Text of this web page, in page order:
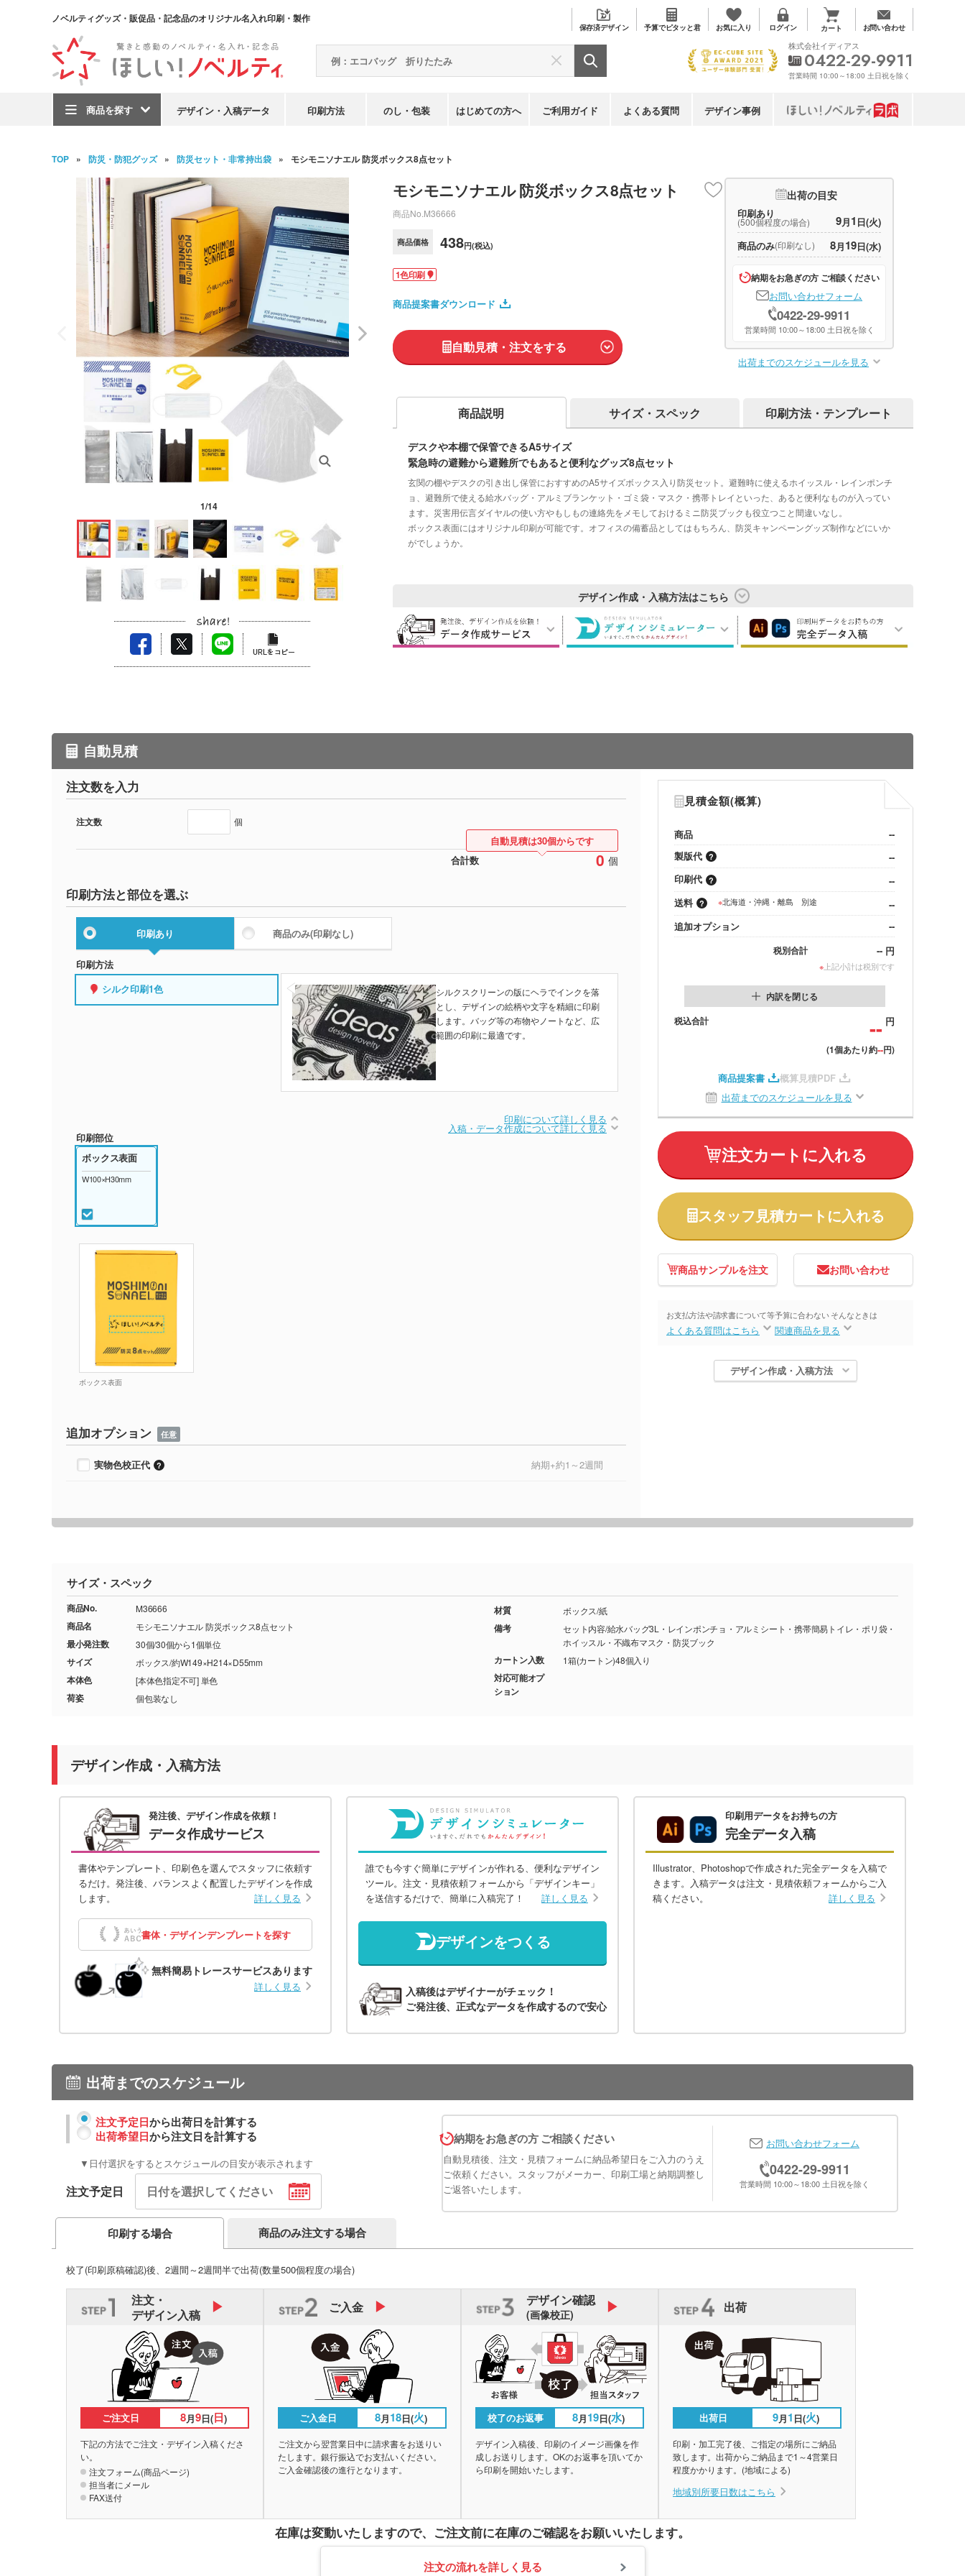
ノベルティグッズ・販促品・記念品のオリジナル名入れ印刷・製作
保存済デザイン 予算でピタッと君 お気に入り ログイン カート お問い合わせ
商品を探す デザイン・入稿データ 印刷方法 のし・包装 はじめての方へ ご利用ガイド よくある質問 デザイン事例
株式会社イディアス
0422-29-9911
営業時間 10:00～18:00 土日祝を除く
TOP 防災・防犯グッズ 防災セット・非常持出袋 モシモニソナエル 防災ボックス8点セット
1/14
モシモニソナエル 防災ボックス8点セット
商品No. M36666
商品価格 438円(税込)
1色印刷
商品提案書ダウンロード
自動見積・注文をする
出荷の目安
印刷あり
(500個程度の場合) 9月1 日(火)
商品のみ(印刷なし) 8月19日(水)
納期をお急ぎの方 ご相談ください
お問い合わせフォーム
0422-29-9911
営業時間 10:00～18:00 土日祝を除く
出荷までのスケジュールを見る
商品説明 サイズ・スペック 印刷方法・テンプレート
デスクや本棚で保管できるA5サイズ
緊急時の避難から避難所でもあると便利なグッズ8点セット
玄関の棚やデスクの引き出し保管におすすめのA5サイズボックス入り防災セット。避難時に使えるホイッスル・レインポンチ
ョ、避難所で使える給水バッグ・アルミブランケット・ゴミ袋・マスク・携帯トレイといった、あると便利なものが入ってい
ます。災害用伝言ダイヤルの使い方やもしもの連絡先をメモしておけるミニ防災ブックも役立つこと間違いなし。
ボックス表面にはオリジナル印刷が可能です。オフィスの備蓄品としてはもちろん、防災キャンペーングッズ制作などにいか
がでしょうか。
デザイン作成・入稿方法はこちら
自動見積
注文数を入力
注文数 個
合計数 0 個
自動見積は30個からです
印刷方法と部位を選ぶ
印刷あり 商品のみ(印刷なし)
印刷方法
シルク印刷1色
シルクスクリーンの版にヘラでインクを落
とし、デザインの絵柄や文字を精細に印刷
します。バッグ等の布物やノートなど、広
範囲の印刷に最適です。
印刷について詳しく見る
入稿・データ作成について詳しく見る
印刷部位
ボックス表面
W100×H30mm
ボックス表面
追加オプション 任意
実物色校正代 納期+約1～2週間
見積金額(概算)
商品
--
製版代
--
印刷代
--
送料
※北海道・沖縄・離島 別途
--
追加オプション
--
税別合計 -- 円
※ 上記小計は税別です
内訳を閉じる
税込合計
-- 円
(1個あたり約--円)
商品提案書
概算見積PDF
出荷までのスケジュールを見る
注文カートに入れる
スタッフ見積カートに入れる
商品サンプルを注文 お問い合わせ
お支払方法や請求書について等
よくある質問はこちら
予算に合わない そんなときは
関連商品を見る
デザイン作成・入稿方法
サイズ・スペック
商品No. M36666
商品名 モシモニソナエル 防災ボックス8点セット
最小発注数 30個/30個から1個単位
サイズ ボックス/約W149×H214×D55mm
本体色 [本体色指定不可] 単色
荷姿 個包装なし
材質 ボックス/紙
備考
セット内容/給水バッグ3L・レインポンチョ・アルミシート・携帯簡易トイレ・ポリ袋・
ホイッスル・不織布マスク・防災ブック
カートン入数 1箱(カートン)48個入り
対応可能オプ
ション
デザイン作成・入稿方法
発注後、デザイン作成を依頼！
データ作成サービス
書体やテンプレート、印刷色を選んでスタッフに依頼す
るだけ。発注後、バランスよく配置したデザインを作成
します。
詳しく見る
書体・デザインデンプレートを探す
無料簡易トレースサービスあります
詳しく見る
誰でも今すぐ簡単にデザインが作れる、便利なデザイン
ツール。注文・見積依頼フォームから「デザインキー」
を送信するだけで、簡単に入稿完了！
詳しく見る
デザインをつくる
入稿後はデザイナーがチェック！
ご発注後、正式なデータを作成するので安心
印刷用データをお持ちの方
完全データ入稿
Illustrator、Photoshopで作成された完全データを入稿で
きます。入稿データは注文・見積依頼フォームからご入
稿ください。
詳しく見る
出荷までのスケジュール
注文予定日から出荷日を計算する
出荷希望日から注文日を計算する
▼日付選択をするとスケジュールの目安が表示されます
注文予定日
納期をお急ぎの方 ご相談ください
自動見積後、注文・見積フォームに納品希望日をご入力のうえ
ご依頼ください。スタッフがメーカー、印刷工場と納期調整し
ご返答いたします。
お問い合わせフォーム
0422-29-9911
営業時間 10:00～18:00 土日祝を除く
印刷する場合 商品のみ注文する場合
校了(印刷原稿確認)後、2週間～2週間半で出荷(数量500個程度の場合)
注文・
デザイン入稿
ご注文日 8月9日(日)
下記の方法でご注文・デザイン入稿くださ
い。
注文フォーム(商品ページ)
担当者にメール
FAX送付
ご入金
ご入金日 8月18日(火)
ご注文から翌営業日中に請求書をお送りい
たします。銀行振込でお支払いください。
ご入金確認後の進行となります。
デザイン確認
(画像校正)
校了のお返事 8月19日(水)
デザイン入稿後、印刷のイメージ画像を作
成しお送りします。OKのお返事を頂いてか
ら印刷を開始いたします。
出荷
出荷日 9月1 日(火)
印刷・加工完了後、ご指定の場所にご納品
致します。出荷からご納品まで1～4営業日
程度かかります。(地域による)
地域別所要日数はこちら
在庫は変動いたしますので、 ご注文前に在庫のご確認をお願いいたします。
注文の流れを詳しく見る